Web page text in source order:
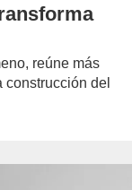
reúne más
del